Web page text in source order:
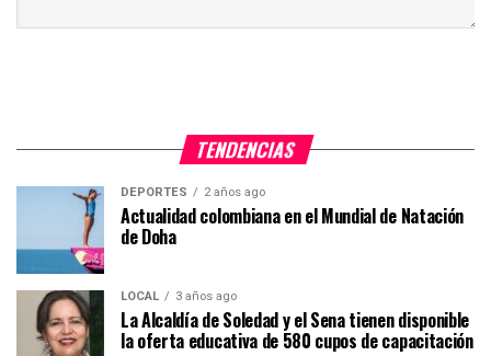
TENDENCIAS
DEPORTES 2 años ago
Actualidad colombiana en el Mundial de Natación
de Doha
LOCAL 3 años ago
La Alcaldía de Soledad y el Sena tienen disponible
la oferta educativa de 580 cupos de capacitación